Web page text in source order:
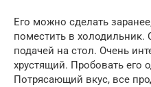
Его можно сделать
поместить в
подачей на стол. Очень
хрустящий. Пробовать его
Потрясающий вкус, все